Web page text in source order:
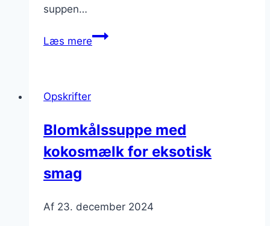
suppen…
Læs mereBlomkålssuppe
Opskrifter
Blomkålssuppe med
kokosmælk for eksotisk
smag
Af 23. december 2024